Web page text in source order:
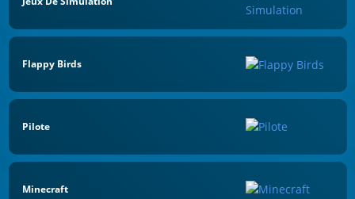
Flappy Birds
Pilote
Minecraft